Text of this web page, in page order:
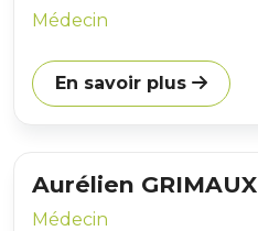
Médecin
En savoir plus
Aurélien GRIMAUX
Médecin